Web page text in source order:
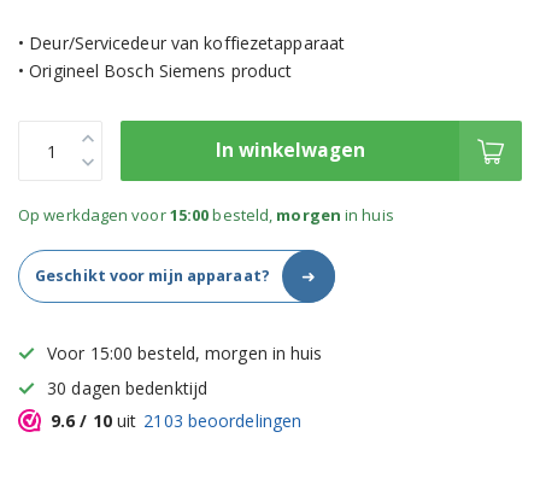
• Deur/Servicedeur van koffiezetapparaat
• Origineel Bosch Siemens product
In winkelwagen
Op werkdagen voor15:00besteld, morgen in huis
Geschikt voor mijn apparaat? ➜
Voor 15:00 besteld, morgen in huis
30 dagen bedenktijd
9.6 / 10uit 2103 beoordelingen